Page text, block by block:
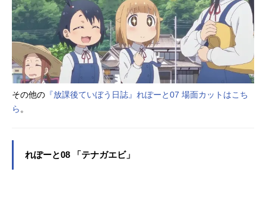
その他の 『放課後ていぼう日誌』れぽーと07 場面カットはこち
ら 。
れぽーと08 「テナガエビ」